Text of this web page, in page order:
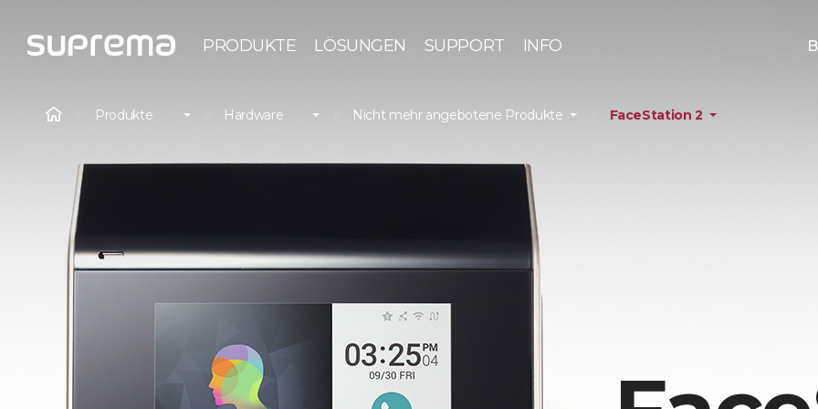
PRODUKTE LÖSUNGEN SUPPORT INFO
Produkte Hardware Nicht mehr angebotene Produkte FaceStation 2